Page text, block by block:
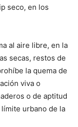
seco, en los
al aire libre, en la
secas, restos de
la quema de
viva o
o de aptitud
urbano de la